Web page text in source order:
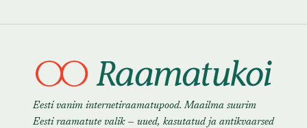
Eesti vanim internetiraamatupood. Maailma suurim
Eesti raamatute valik — uued, kasutatud ja antikvaarsed